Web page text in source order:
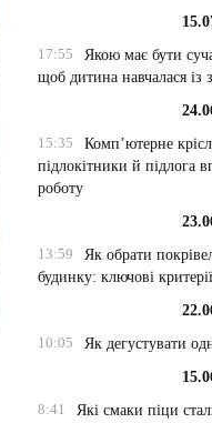
17:55
Якою має бути
щоб дитина навчалася із
15:35
Комп’ютерне
підлокітники й підлога
роботу
13:59
Як обрати
будинку: ключові
10:05
Як дегустувати
8:41
Які смаки піци